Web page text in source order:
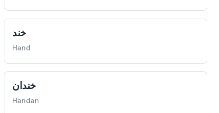
خند
Hand
خندان
Handan